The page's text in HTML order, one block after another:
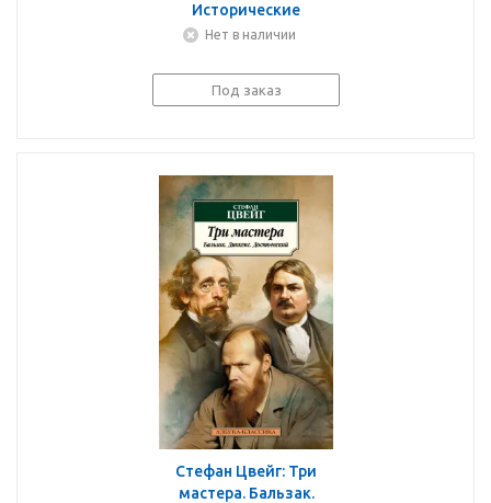
Исторические
портреты. Три мастера:
Достоевский. Борьба с
безумием: Гёльдерлин...
Нет в наличии
Под заказ
Стефан Цвейг: Три
мастера. Бальзак.